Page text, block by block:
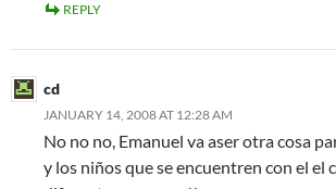
REPLY
cd
JANUARY 14, 2008 AT 12:28 AM
No no no, Emanuel va aser otra cosa
y los niños que se encuentren con el el